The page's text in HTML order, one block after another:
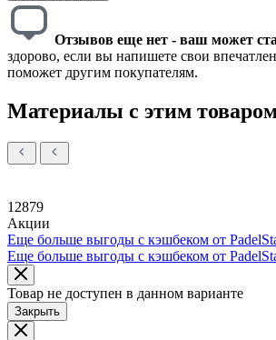
Отзывов еще нет - ваш может
здорово, если вы напишете свои
поможет другим покупателям.
Материалы с этим
12879
Акции
Еще больше выгоды с кэшбеком от
Еще больше выгоды с кэшбеком от
Товар не доступен в данном варианте
Закрыть